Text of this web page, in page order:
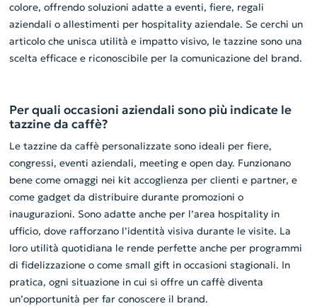
colore, offrendo soluzioni adatte a eventi, fiere, regali
aziendali o allestimenti per hospitality aziendale. Se cerchi un
articolo che unisca utilità e impatto visivo, le tazzine sono una
scelta efficace e riconoscibile per la comunicazione del brand.
Per quali occasioni aziendali sono più indicate le
tazzine da caffè?
Le tazzine da caffè personalizzate sono ideali per fiere,
congressi, eventi aziendali, meeting e open day. Funzionano
bene come omaggi nei kit accoglienza per clienti e partner, e
come gadget da distribuire durante promozioni o
inaugurazioni. Sono adatte anche per l’area hospitality in
ufficio, dove rafforzano l’identità visiva durante le visite. La
loro utilità quotidiana le rende perfette anche per programmi
di fidelizzazione o come small gift in occasioni stagionali. In
pratica, ogni situazione in cui si offre un caffè diventa
un’opportunità per far conoscere il brand.